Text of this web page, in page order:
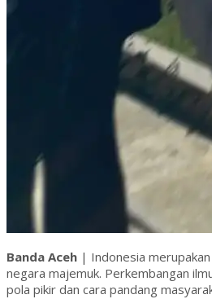
Banda Aceh | Indonesia
negara majemuk. Perkembangan
pola pikir dan cara pandang